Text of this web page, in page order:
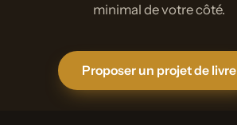
minimal de votre côté.
Proposer un projet de livre